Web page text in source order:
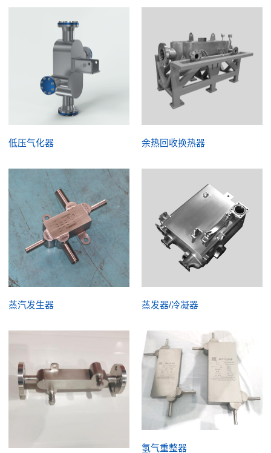
低压气化器 余热回收换热器
蒸汽发生器 蒸发器/冷凝器
氢气重整器